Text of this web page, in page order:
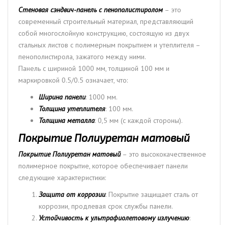
Стеновая сэндвич-панель с пенополистиролом – это
современный строительный материал, представляющий
собой многослойную конструкцию, состоящую из двух
стальных листов с полимерным покрытием и утеплителя –
пенополистирола, зажатого между ними.
Панель с шириной 1000 мм, толщиной 100 мм и
маркировкой 0.5/0.5 означает, что:
Ширина панели: 1000 мм.
Толщина утеплителя: 100 мм.
Толщина металла: 0,5 мм (с каждой стороны).
Покрытие Полиуретан матовый
Покрытие Полиуретан матовый– это высококачественное
полимерное покрытие, которое обеспечивает панели
следующие характеристики:
Защита от коррозии: Покрытие защищает сталь от
коррозии, продлевая срок службы панели.
Устойчивость к ультрафиолетовому излучению: